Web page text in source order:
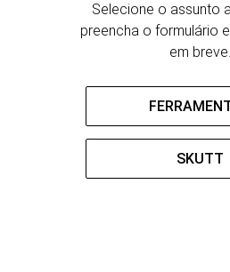
Selecione o assunto
preencha o formulário
em breve.
SKUTT